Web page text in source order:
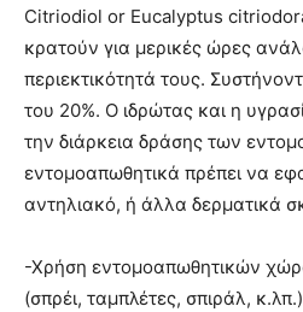
Citriodiol or Eucalyptus
κρατούν για μερικές ώρες
περιεκτικότητά τους.
του 20%. Ο ιδρώτας και η
την διάρκεια δράσης των
εντομοαπωθητικά πρέπει να
αντηλιακό, ή άλλα δερματικά
-Χρήση εντομοαπωθητικών
(σπρέι, ταμπλέτες, σπιράλ,